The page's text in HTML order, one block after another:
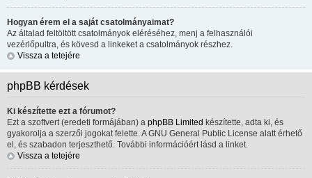
Hogyan érem el a saját csatolmányaimat?
Az általad feltöltött csatolmányok eléréséhez, menj a felhasználói
vezérlőpultra, és kövesd a linkeket a csatolmányok részhez.
Vissza a tetejére
phpBB kérdések
Ki készítette ezt a fórumot?
Ezt a szoftvert (eredeti formájában) a phpBB Limited készítette, adta ki, és
gyakorolja a szerzői jogokat felette. A GNU General Public License alatt érhető
el, és szabadon terjeszthető. További információért lásd a linket.
Vissza a tetejére